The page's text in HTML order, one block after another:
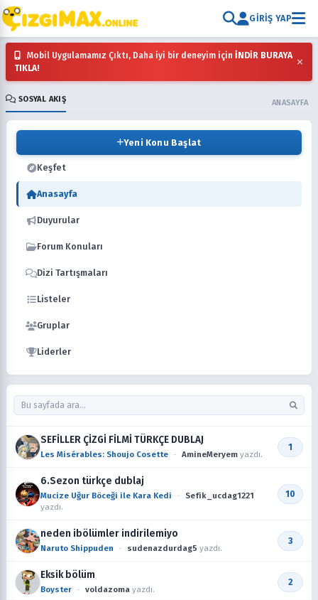
GIRIŞ YAP
Mobil Uygulamamız Çıktı, Daha iyi bir deneyim için İNDİR BURAYA
TIKLA!
×
SOSYAL AKIŞ ANASAYFA
Yeni Konu Başlat
Keşfet
Anasayfa
Duyurular
Forum Konuları
Dizi Tartışmaları
Listeler
Gruplar
Liderler
SEFİLLER ÇİZGİ FİLMİ TÜRKÇE DUBLAJ
Les Misérables: Shoujo Cosette - AmineMeryem yazdı.
1
6.Sezon türkçe dublaj
Mucize Uğur Böceği ile Kara Kedi -
Sefik_ucdag1221
yazdı.
10
neden ibölümler indirilemiyo
Naruto Shippuden - sudenazdurdag5 yazdı.
3
Eksik bölüm
Boyster - voldazoma yazdı.
2